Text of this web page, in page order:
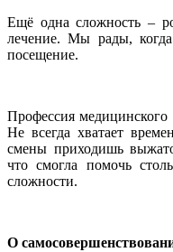
Ещё одна сложность –
лечение. Мы рады,
посещение.
Профессия медицинского
Не всегда хватает
смены приходишь
что смогла помочь
сложности.
О